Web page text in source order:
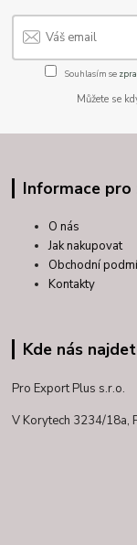
Souhlasím se
Můžete se
Informace pro
O nás
Jak nakupovat
Obchodní
Kontakty
Kde nás
Pro Export Plus s.r.o.
V Korytech 3234/18a,